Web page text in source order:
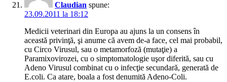
Claudian spune:
23.09.2011 la 18:12
Medicii veterinari din Europa au ajuns la un consens în
această privinţă, şi anume că avem de-a face, cel mai probabil,
cu Circo Virusul, sau o metamorfoză (mutaţie) a
Paramixovirozei, cu o simptomatologie uşor diferită, sau cu
Adeno Virusul combinat cu o infecţie secundară, generată de
E.coli. Ca atare, boala a fost denumită Adeno-Coli.